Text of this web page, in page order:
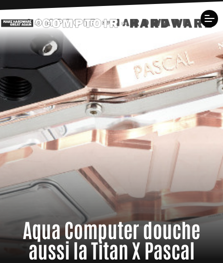
Aqua Computer douche
aussi la Titan X Pascal